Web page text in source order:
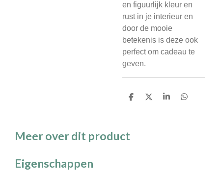
en figuurlijk kleur en
rust in je interieur en
door de mooie
betekenis is deze ook
perfect om cadeau te
geven.
D
D
S
D
Meer over dit product
Eigenschappen